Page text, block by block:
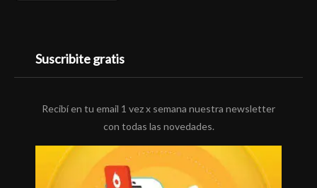
Suscribite gratis
Recibí en tu email 1 vez x semana nuestra newsletter
con todas las novedades.